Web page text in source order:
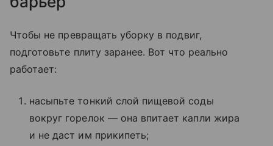
Чтобы не превращать уборку в подвиг,
подготовьте плиту заранее. Вот что реально
работает:
насыпьте тонкий слой пищевой соды
вокруг горелок — она впитает капли жира
и не даст им прикипеть;